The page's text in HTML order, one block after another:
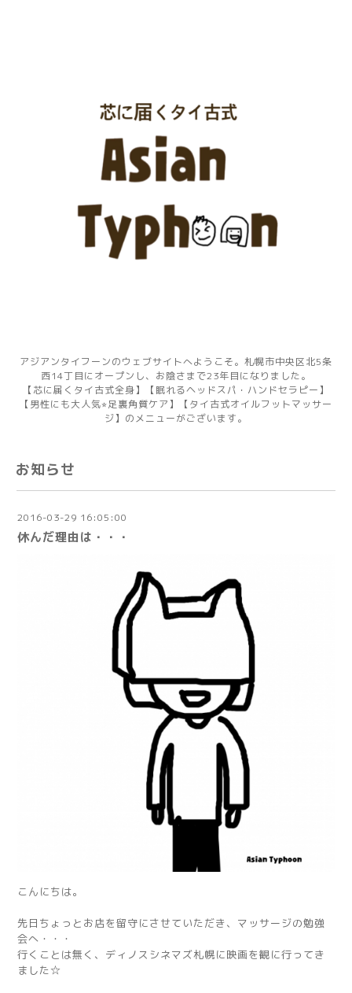
アジアンタイフーンのウェブサイトへようこそ。札幌市中央区北5条
西14丁目にオープンし、お陰さまで23年目になりました。
【芯に届くタイ古式全身】【眠れるヘッドスパ・ハンドセラピー】
【男性にも大人気⭐︎足裏角質ケア】【タイ古式オイルフットマッサー
ジ】のメニューがございます。
お知らせ
2016-03-29 16:05:00
休んだ理由は・・・
こんにちは。
先日ちょっとお店を留守にさせていただき、マッサージの勉強
会へ・・・
行くことは無く、ディノスシネマズ札幌に映画を観に行ってき
ました☆